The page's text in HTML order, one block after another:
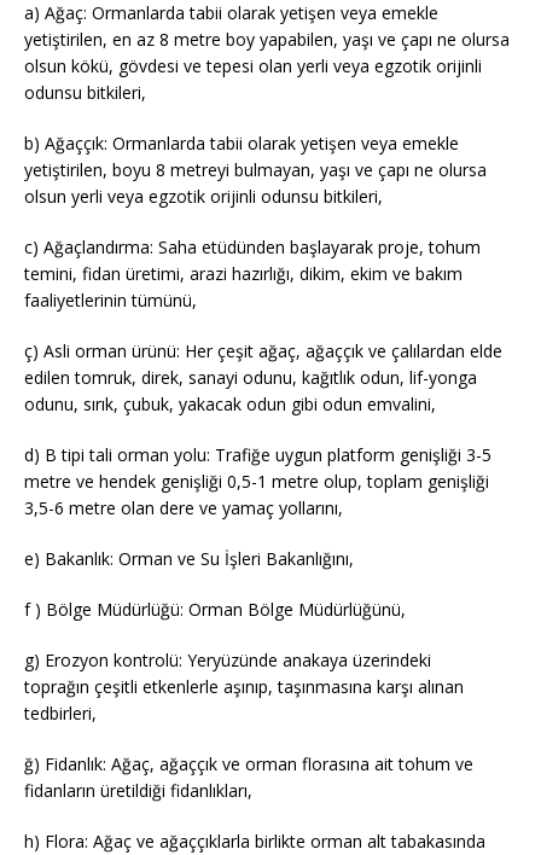
a) Ağaç: Ormanlarda tabii olarak yetişen veya emekle
yetiştirilen, en az 8 metre boy yapabilen, yaşı ve çapı ne olursa
olsun kökü, gövdesi ve tepesi olan yerli veya egzotik orijinli
odunsu bitkileri,
b) Ağaççık: Ormanlarda tabii olarak yetişen veya emekle
yetiştirilen, boyu 8 metreyi bulmayan, yaşı ve çapı ne olursa
olsun yerli veya egzotik orijinli odunsu bitkileri,
c) Ağaçlandırma: Saha etüdünden başlayarak proje, tohum
temini, fidan üretimi, arazi hazırlığı, dikim, ekim ve bakım
faaliyetlerinin tümünü,
ç) Asli orman ürünü: Her çeşit ağaç, ağaççık ve çalılardan elde
edilen tomruk, direk, sanayi odunu, kağıtlık odun, lif-yonga
odunu, sırık, çubuk, yakacak odun gibi odun emvalini,
d) B tipi tali orman yolu: Trafiğe uygun platform genişliği 3-5
metre ve hendek genişliği 0,5-1 metre olup, toplam genişliği
3,5-6 metre olan dere ve yamaç yollarını,
e) Bakanlık: Orman ve Su İşleri Bakanlığını,
f ) Bölge Müdürlüğü: Orman Bölge Müdürlüğünü,
g) Erozyon kontrolü: Yeryüzünde anakaya üzerindeki
toprağın çeşitli etkenlerle aşınıp, taşınmasına karşı alınan
tedbirleri,
ğ) Fidanlık: Ağaç, ağaççık ve orman florasına ait tohum ve
fidanların üretildiği fidanlıkları,
h) Flora: Ağaç ve ağaççıklarla birlikte orman alt tabakasında